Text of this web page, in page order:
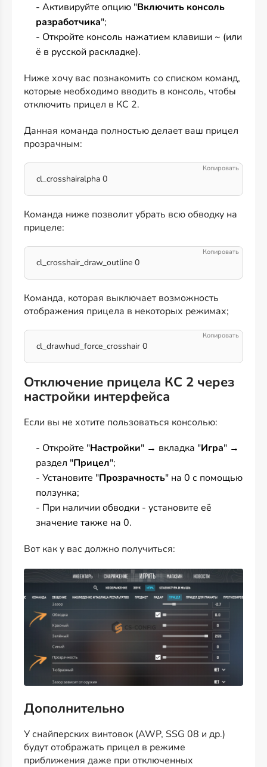
- Активируйте опцию "Включить консоль
разработчика";
- Откройте консоль нажатием клавиши ~ (или
ё в русской раскладке).
Ниже хочу вас познакомить со списком команд,
которые необходимо вводить в консоль, чтобы
отключить прицел в КС 2.
Данная команда полностью делает ваш прицел
прозрачным:
cl_crosshairalpha 0
Команда ниже позволит убрать всю обводку на
прицеле:
cl_crosshair_draw_outline 0
Команда, которая выключает возможность
отображения прицела в некоторых режимах;
cl_drawhud_force_crosshair 0
Отключение прицела КС 2 через
настройки интерфейса
Если вы не хотите пользоваться консолью:
- Откройте "Настройки" → вкладка "Игра" →
раздел "Прицел";
- Установите "Прозрачность" на 0 с помощью
ползунка;
- При наличии обводки - установите её
значение также на 0.
Вот как у вас должно получиться:
Дополнительно
У снайперских винтовок (AWP, SSG 08 и др.)
будут отображать прицел в режиме
приближения даже при отключенных